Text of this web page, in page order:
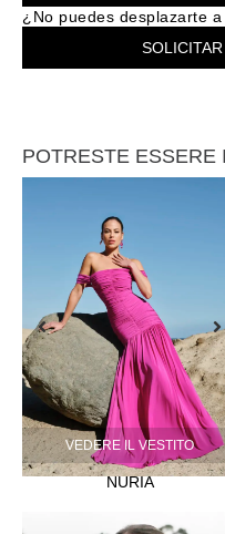
¿No puedes desplazarte
POTRESTE ESSERE
VEDERE IL VESTITO
NURIA